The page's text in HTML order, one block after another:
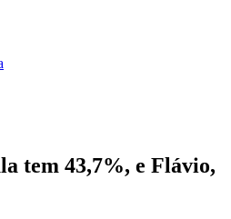
tem 43,7%, e Flávio,